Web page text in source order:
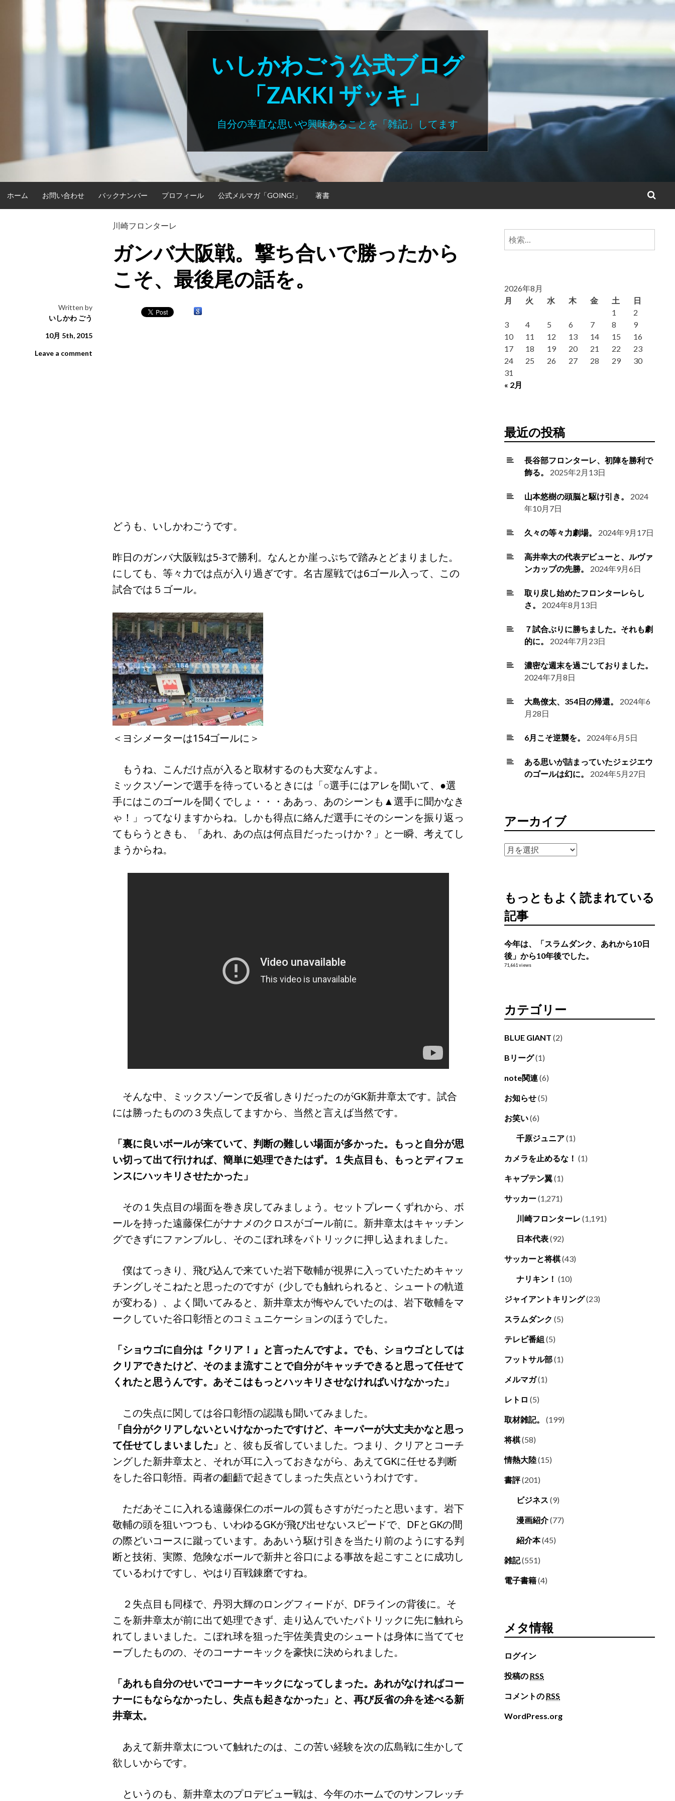
いしかわごう公式ブログ
「ZAKKI ザッキ」
自分の率直な思いや興味あることを「雑記」してます
ホーム お問い合わせ バックナンバー プロフィール 公式メルマガ「GOING!」 著書
川崎フロンターレ
ガンバ大阪戦。撃ち合いで勝ったから
こそ、最後尾の話を。
Written by
いしかわ ごう
10月 5th, 2015
Leave a comment
どうも、いしかわごうです。
昨日のガンバ大阪戦は5-3で勝利。なんとか崖っぷちで踏みとどまりました。
にしても、等々力では点が入り過ぎです。名古屋戦では6ゴール入って、この
試合では５ゴール。
＜ヨシメーターは154ゴールに＞
もうね、こんだけ点が入ると取材するのも大変なんすよ。
ミックスゾーンで選手を待っているときには「○選手にはアレを聞いて、●選
手にはこのゴールを聞くでしょ・・・ああっ、あのシーンも▲選手に聞かなき
ゃ！」ってなりますからね。しかも得点に絡んだ選手にそのシーンを振り返っ
てもらうときも、「あれ、あの点は何点目だったっけか？」と一瞬、考えてし
まうからね。
そんな中、ミックスゾーンで反省しきりだったのがGK新井章太です。試合
には勝ったものの３失点してますから、当然と言えば当然です。
「裏に良いボールが来ていて、判断の難しい場面が多かった。もっと自分が思
い切って出て行ければ、簡単に処理できたはず。１失点目も、もっとディフェ
ンスにハッキリさせたかった」
その１失点目の場面を巻き戻してみましょう。セットプレーくずれから、ボ
ールを持った遠藤保仁がナナメのクロスがゴール前に。新井章太はキャッチン
グできずにファンブルし、そのこぼれ球をパトリックに押し込まれました。
僕はてっきり、飛び込んで来ていた岩下敬輔が視界に入っていたためキャッ
チングしそこねたと思ったのですが（少しでも触れられると、シュートの軌道
が変わる）、よく聞いてみると、新井章太が悔やんでいたのは、岩下敬輔をマ
ークしていた谷口彰悟とのコミュニケーションのほうでした。
「ショウゴに自分は『クリア！』と言ったんですよ。でも、ショウゴとしては
クリアできたけど、そのまま流すことで自分がキャッチできると思って任せて
くれたと思うんです。あそこはもっとハッキリさせなければいけなかった」
この失点に関しては谷口彰悟の認識も聞いてみました。
「自分がクリアしないといけなかったですけど、キーパーが大丈夫かなと思っ
て任せてしまいました」 と、彼も反省していました。つまり、クリアとコーチ
ングした新井章太と、それが耳に入っておきながら、あえてGKに任せる判断
をした谷口彰悟。両者の齟齬で起きてしまった失点というわけです。
ただあそこに入れる遠藤保仁のボールの質もさすがだったと思います。岩下
敬輔の頭を狙いつつも、いわゆるGKが飛び出せないスピードで、DFとGKの間
の際どいコースに蹴っています。ああいう駆け引きを当たり前のようにする判
断と技術、実際、危険なボールで新井と谷口による事故を起こすことに成功し
ているわけですし、やはり百戦錬磨ですね。
２失点目も同様で、丹羽大輝のロングフィードが、DFラインの背後に。そ
こを新井章太が前に出て処理できず、走り込んでいたパトリックに先に触れら
れてしまいました。こぼれ球を狙った宇佐美貴史のシュートは身体に当ててセ
ーブしたものの、そのコーナーキックを豪快に決められました。
「あれも自分のせいでコーナーキックになってしまった。あれがなければコー
ナーにもならなかったし、失点も起きなかった」と、再び反省の弁を述べる新
井章太。
あえて新井章太について触れたのは、この苦い経験を次の広島戦に生かして
欲しいからです。
というのも、新井章太のプロデビュー戦は、今年のホームでのサンフレッチ
検
2026年8月
月
火 水 木 金 土 日
« 2月
1
2
3
4 5 6 7 8
9
10
11 12 13 14 15
16
17
18 19 20 21 22
23
24
25 26 27 28 29
30
31
最近の投稿
長谷部フロンターレ、初陣を勝利で
飾る。
2025年2月13日
山本悠樹の頭脳と駆け引き。
2024
年10月7日
久々の等々力劇場。 2024年9月17日
高井幸大の代表デビューと、ルヴァ
ンカップの先勝。
2024年9月6日
取り戻し始めたフロンターレらし
さ。
2024年8月13日
７試合ぶりに勝ちました。それも劇
的に。
2024年7月23日
濃密な週末を過ごしておりました。
2024年7月8日
大島僚太、354日の帰還。
2024年6
月28日
6月こそ逆襲を。 2024年6月5日
ある思いが詰まっていたジェジエウ
のゴールは幻に。
2024年5月27日
アーカイブ
ア
ブ
もっともよく読まれている
記事
今年は、「スラムダンク、あれから10日
後」から10年後でした。
71,661 views
カテゴリー
BLUE GIANT (2)
Bリーグ(1)
note関連(6)
お知らせ(5)
お笑い(6)
千原ジュニア(1)
カメラを止めるな！ (1)
キャプテン翼(1)
サッカー(1,271)
川崎フロンターレ (1,191)
日本代表(92)
サッカーと将棋(43)
ナリキン！ (10)
ジャイアントキリング(23)
スラムダンク (5)
テレビ番組 (5)
フットサル部(1)
メルマガ(1)
レトロ (5)
取材雑記。 (199)
将棋(58)
情熱大陸(15)
書評(201)
ビジネス (9)
漫画紹介(77)
紹介本(45)
雑記(551)
電子書籍(4)
メタ情報
ログイン
投稿の RSS
コメントの RSS
WordPress.org